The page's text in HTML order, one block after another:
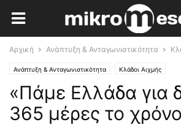
Αρχική Ανάπτυξη & Ανταγωνιστικότητα
Ανάπτυξη & Ανταγωνιστικότητα Κλάδοι Αιχμής
«Πάμε Ελλάδα για
365 μέρες το